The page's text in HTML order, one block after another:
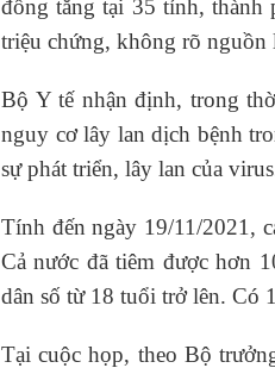
đồng tăng tại 35 tỉnh, thành
triệu chứng, không rõ
Bộ Y tế nhận định, trong
nguy cơ lây lan dịch bệnh
sự phát triển, lây lan của
Tính đến ngày 19/11/2021,
Cả nước đã tiêm được hơn
dân số từ 18 tuổi trở lên. Có
Tại cuộc họp, theo Bộ